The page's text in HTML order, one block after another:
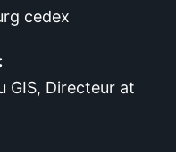
cedex
GIS, Directeur at